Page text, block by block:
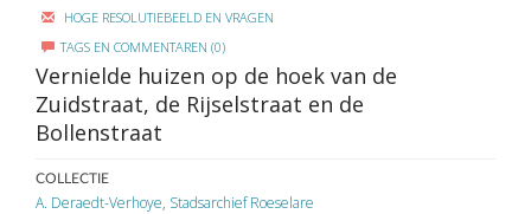
HOGE RESOLUTIEBEELD EN VRAGEN
TAGS EN COMMENTAREN (0)
Vernielde huizen op de hoek van de
Zuidstraat, de Rijselstraat en de
Bollenstraat
COLLECTIE
A. Deraedt-Verhoye, Stadsarchief Roeselare